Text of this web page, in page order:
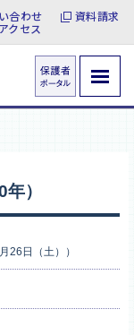
合わせ
資料請求
クセス
）
26日（土））